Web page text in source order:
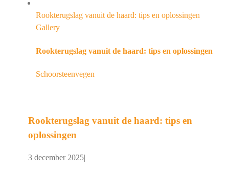
Rookterugslag vanuit de haard: tips en oplossingen
Gallery
Rookterugslag vanuit de haard: tips en oplossingen
Schoorsteenvegen
Rookterugslag vanuit de haard: tips en
oplossingen
3 december 2025|